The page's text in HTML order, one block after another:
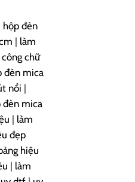
hộp đèn
| làm
công chữ
đèn mica
nổi |
đèn mica
| làm
đẹp
hiệu
| làm